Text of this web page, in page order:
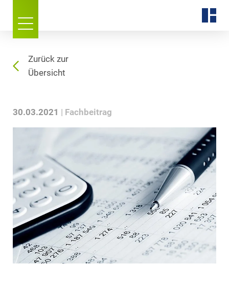
Zurück zur
Übersicht
30.03.2021 Fachbeitrag